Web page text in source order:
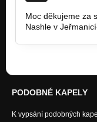
Moc děkujeme za
Nashle v
PODOBNÉ KAPELY
K vypsání podobných